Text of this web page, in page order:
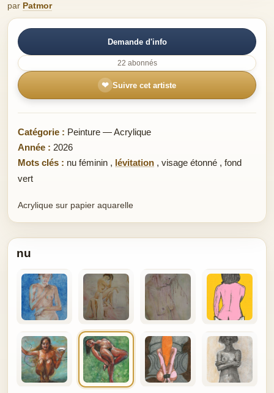
par Patmor
Demande d'info
22 abonnés
❤ Suivre cet artiste
Catégorie : Peinture — Acrylique
Année : 2026
Mots clés : nu féminin , lévitation , visage étonné , fond
vert
Acrylique sur papier aquarelle
nu